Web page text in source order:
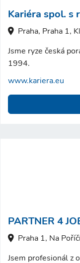
Kariéra spol. s
Praha, Praha 1,
Jsme ryze česká
1994.
www.kariera.eu
PARTNER 4
Praha 1, Na
Jsem profesionál z